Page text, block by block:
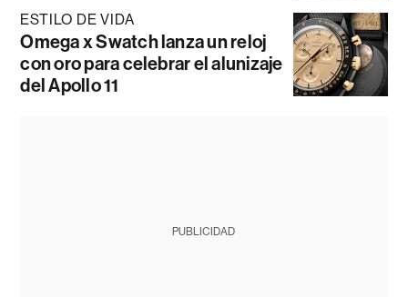
ESTILO DE VIDA
Omega x Swatch lanza un reloj
con oro para celebrar el alunizaje
del Apollo 11
PUBLICIDAD